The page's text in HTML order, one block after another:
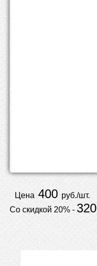
Цена400руб./шт.
Со скидкой 20% -320